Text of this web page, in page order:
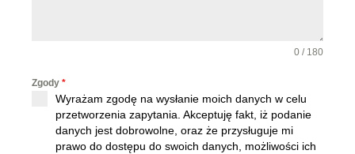
0 / 180
Zgody *
Wyrażam zgodę na wysłanie moich danych w celu
przetworzenia zapytania. Akceptuję fakt, iż podanie
danych jest dobrowolne, oraz że przysługuje mi
prawo do dostępu do swoich danych, możliwości ich